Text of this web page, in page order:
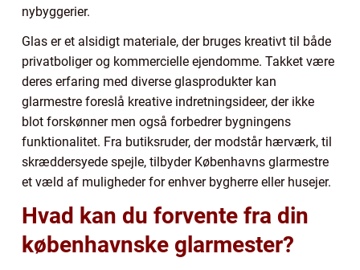
nybyggerier.
Glas er et alsidigt materiale, der bruges kreativt til både
privatboliger og kommercielle ejendomme. Takket være
deres erfaring med diverse glasprodukter kan
glarmestre foreslå kreative indretningsideer, der ikke
blot forskønner men også forbedrer bygningens
funktionalitet. Fra butiksruder, der modstår hærværk, til
skræddersyede spejle, tilbyder Københavns glarmestre
et væld af muligheder for enhver bygherre eller husejer.
Hvad kan du forvente fra din
københavnske glarmester?